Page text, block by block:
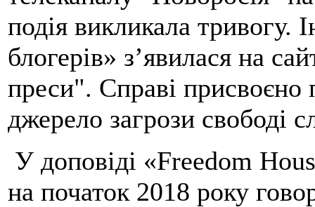
подія викликала тривогу.
блогерів» з’явилася на
преси". Справі присвоєно
джерело загрози свободі
У доповіді «Freedom
на початок 2018 року